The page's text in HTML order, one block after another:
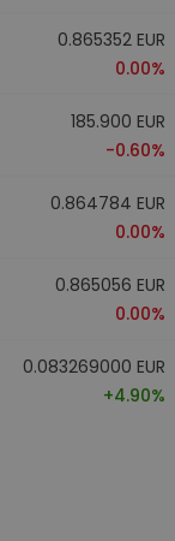
0.865352 EUR
0.00%
185.900 EUR
-0.60%
0.864784 EUR
0.00%
0.865056 EUR
0.00%
0.083269000 EUR
+4.90%